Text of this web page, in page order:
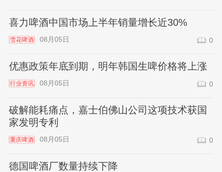
喜力啤酒中国市场上半年销量增长近30%
雪花啤酒 08月05日 0
优惠政策年底到期，明年韩国生啤价格将上涨
行业资讯 08月05日 0
破解能耗痛点，嘉士伯佛山公司这项技术获国
家发明专利
重庆啤酒 08月05日 0
德国啤酒厂数量持续下降